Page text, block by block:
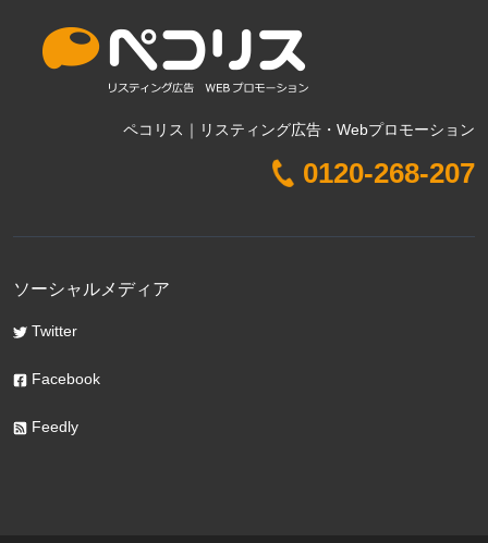
ペコリス｜リスティング広告・Webプロモーション
0120-268-207
ソーシャルメディア
Twitter
Facebook
Feedly